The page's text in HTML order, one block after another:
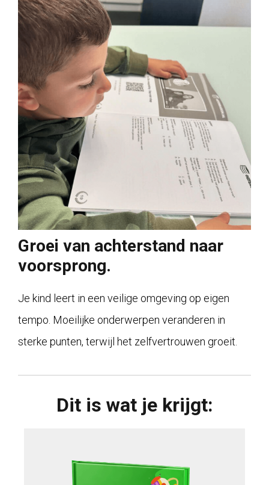
Groei van achterstand naar
voorsprong.
Je kind leert in een veilige omgeving op eigen
tempo. Moeilijke onderwerpen veranderen in
sterke punten, terwijl het zelfvertrouwen groeit.
Dit is wat je krijgt: